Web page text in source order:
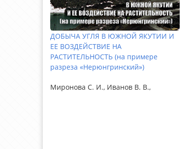
ДОБЫЧА УГЛЯ В ЮЖНОЙ ЯКУТИИ И
ЕЕ ВОЗДЕЙСТВИЕ НА
РАСТИТЕЛЬНОСТЬ (на примере
разреза «Нерюнгринский»)
Миронова С. И., Иванов В. В.,